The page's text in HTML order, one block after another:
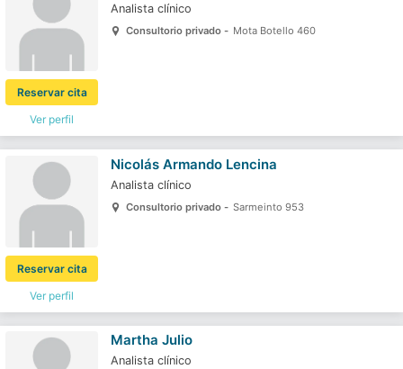
Ver perfil
Reservar cita
Analista clínico
Consultorio privado - Mota Botello 460
Ver perfil
Reservar cita
Nicolás Armando Lencina
Analista clínico
Consultorio privado - Sarmeinto 953
Martha Julio
Analista clínico